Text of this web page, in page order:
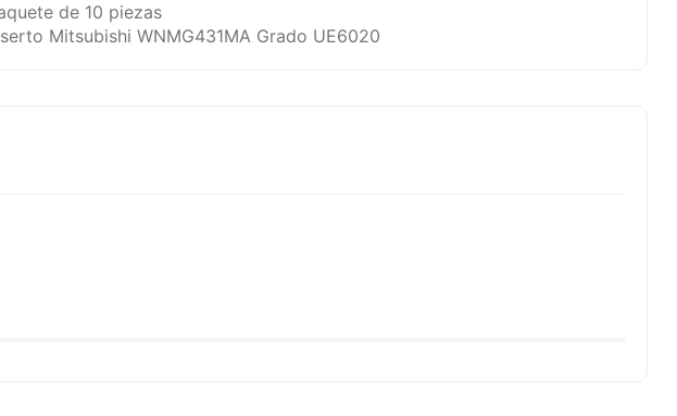
de 10 piezas
Mitsubishi WNMG431MA Grado UE6020